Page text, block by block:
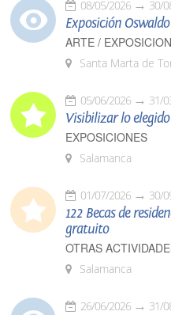
08/05/2026 30/
Exposición
ARTE /
Santa Marta de
05/06/2026 31/
Visibilizar lo elegido
EXPOSICIONES
Salamanca
01/07/2026 30/
122 Becas de
gratuito
OTRAS
Salamanca
26/06/2026 31/